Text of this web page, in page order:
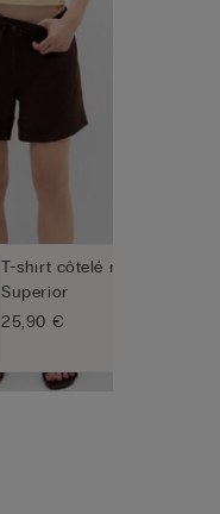
T-shirt côtelé manches
Superior
25,90 €